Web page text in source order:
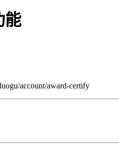
能
account/award-certify